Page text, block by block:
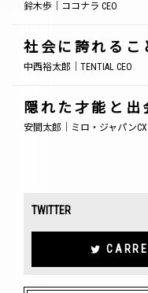
鈴木歩｜ココナラ CEO
社会に誇れるこ
中西裕太郎｜TENTIAL CEO
隠れた才能と出
安間太郎｜ミロ・ジャパン
TWITTER